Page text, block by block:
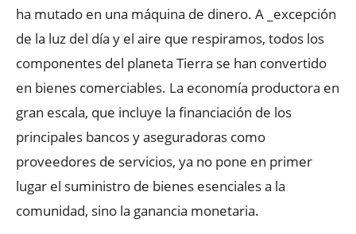
ha mutado en una máquina de dinero. A _excepción
de la luz del día y el aire que respiramos, todos los
componentes del planeta Tierra se han convertido
en bienes comerciables. La economía productora en
gran escala, que incluye la financiación de los
principales bancos y aseguradoras como
proveedores de servicios, ya no pone en primer
lugar el suministro de bienes esenciales a la
comunidad, sino la ganancia monetaria.